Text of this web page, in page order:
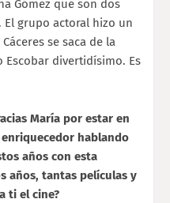
Gómez que son dos
El grupo actoral hizo un
se saca de la
divertidísimo. Es
María por estar en
hablando
años con esta
años, tantas películas y
ti el cine?